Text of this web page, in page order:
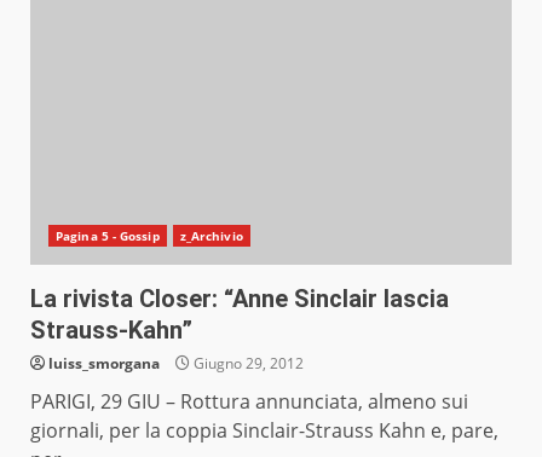
Pagina 5 - Gossip z_Archivio
La rivista Closer: “Anne Sinclair lascia
Strauss-Kahn”
luiss_smorgana Giugno 29, 2012
PARIGI, 29 GIU – Rottura annunciata, almeno sui
giornali, per la coppia Sinclair-Strauss Kahn e, pare,